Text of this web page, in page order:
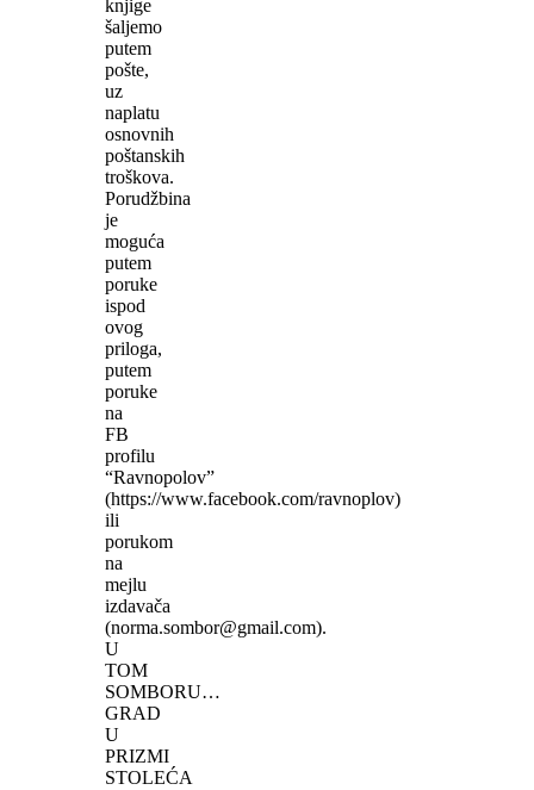
knjige
šaljemo
putem
pošte,
uz
naplatu
osnovnih
poštanskih
troškova.
Porudžbina
je
moguća
putem
poruke
ispod
ovog
priloga,
putem
poruke
na
FB
profilu
“Ravnopolov”
(https://www.facebook.com/ravnoplov)
ili
porukom
na
mejlu
izdavača
(norma.sombor@gmail.com).
U
TOM
SOMBORU…
GRAD
U
PRIZMI
STOLEĆA